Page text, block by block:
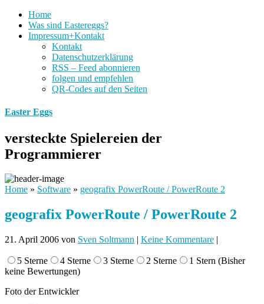
Home
Was sind Eastereggs?
Impressum+Kontakt
Kontakt
Datenschutzerklärung
RSS – Feed abonnieren
folgen und empfehlen
QR-Codes auf den Seiten
Easter Eggs
versteckte Spielereien der
Programmierer
Home » Software » geografix PowerRoute / PowerRoute 2
geografix PowerRoute / PowerRoute 2
21. April 2006 von Sven Soltmann | Keine Kommentare |
5 Sterne 4 Sterne 3 Sterne 2 Sterne 1 Stern (Bisher
keine Bewertungen)
Foto der Entwickler